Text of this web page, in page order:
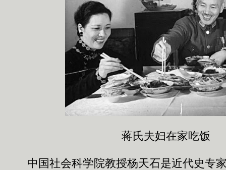
蒋氏夫妇在家吃饭
中国社会科学院教授杨天石是近代史专